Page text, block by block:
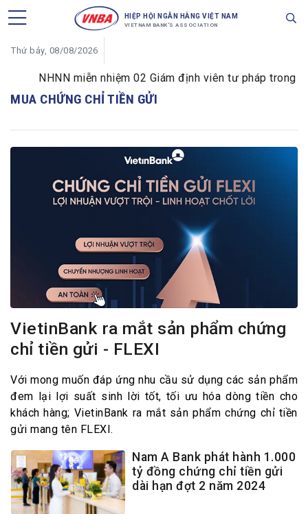
HIỆP HỘI NGÂN HÀNG VIỆT NAM
VIETNAM BANK'S ASSOCIATION
Thứ bảy, 08/08/2026
NHNN miễn nhiệm 02 Giám định viên tư pháp trong
MUA CHỨNG CHỈ TIỀN GỬI
VietinBank ra mắt sản phẩm chứng
chỉ tiền gửi - FLEXI
Với mong muốn đáp ứng nhu cầu sử dụng các sản phẩm
đem lại lợi suất sinh lời tốt, tối ưu hóa dòng tiền cho
khách hàng; VietinBank ra mắt sản phẩm chứng chỉ tiền
gửi mang tên FLEXI.
Nam A Bank phát hành 1.000
tỷ đồng chứng chỉ tiền gửi
dài hạn đợt 2 năm 2024